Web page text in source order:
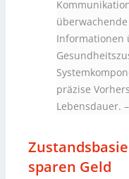
Informationen
präzise
Lebensdauer.
sparen Geld